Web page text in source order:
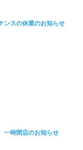
ンスの休業のお知らせ
一時閉店のお知らせ